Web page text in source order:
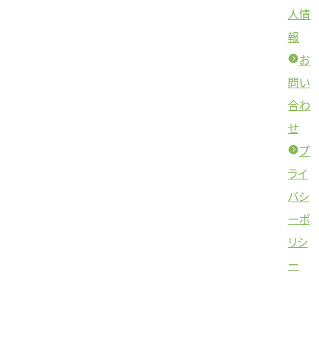
人情
報
お
問い
合わ
せ
プ
ライ
バシ
ーポ
リシ
ー